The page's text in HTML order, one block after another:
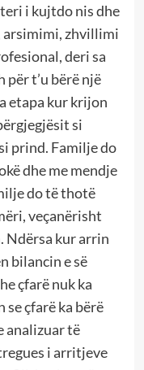
i kujtdo nis dhe
arsimimi, zhvillimi
deri sa
t’u bërë një
etapa kur krijon
si
prind. Familje do
dhe me mendje
do të thotë
veçanërisht
Ndërsa kur arrin
bilancin e së
çfarë nuk ka
çfarë ka bërë
analizuar të
i arritjeve